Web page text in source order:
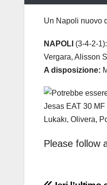
Un Napoli nuovo
NAPOLI (3-4-2-
Vergara, Alisson
A disposizione:
Please follow